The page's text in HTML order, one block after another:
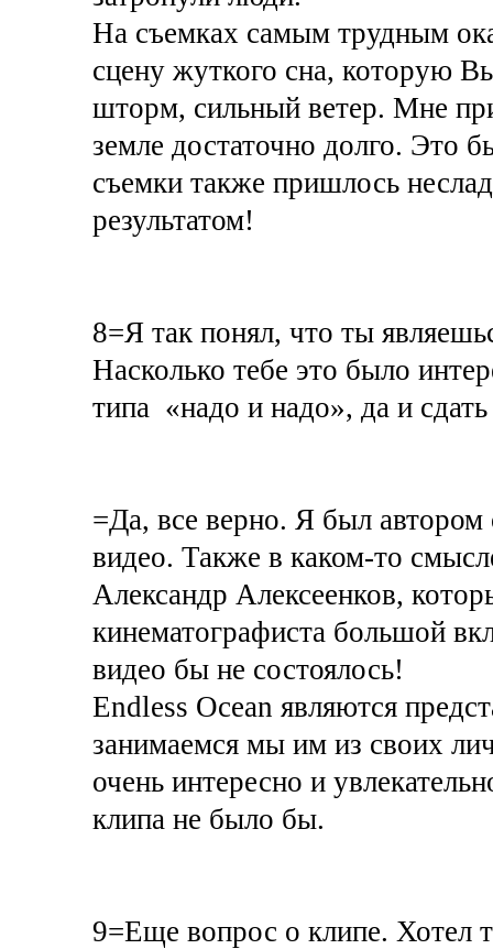
На съемках самым трудным
сцену жуткого сна, которую
шторм, сильный ветер. Мне
земле достаточно долго. Это
съемки также пришлось
результатом!
8=Я так понял, что ты
Насколько тебе это было
типа «надо и надо», да и
=Да, все верно. Я был
видео. Также в каком-то
Александр Алексеенков,
кинематографиста большой
видео бы не состоялось!
Endless Ocean являются
занимаемся мы им из своих
очень интересно и
клипа не было бы.
9=Еще вопрос о клипе. Хотел